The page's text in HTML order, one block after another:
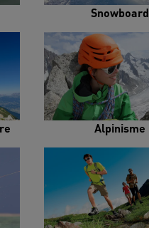
Snowboard
Alpinisme